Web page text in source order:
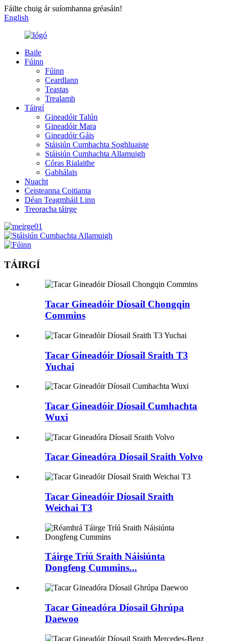
Fáilte chuig ár suíomhanna gréasáin!
English
Baile
Fúinn
Fúinn
Ceardlann
Teastas
Trealamh
Táirgí
Gineadóir Talún
Gineadóir Mara
Gineadóir Gáis
Stáisiún Cumhachta Soghluaiste
Stáisiún Cumhachta Allamuigh
Córas Rialaithe
Gabhálais
Nuacht
Ceisteanna Coitianta
Déan Teagmháil Linn
Treoracha táirge
TÁIRGÍ
Tacar Gineadóir Díosail Chongqin
Commins
Tacar Gineadóir Díosail Sraith T3
Yuchai
Tacar Gineadóir Díosail Cumhachta
Wuxi
Tacar Gineadóra Díosail Sraith Volvo
Tacar Gineadóir Díosail Sraith
Weichai T3
Táirge Tríú Sraith Náisiúnta
Dongfeng Cummins...
Tacar Gineadóra Díosail Ghrúpa
Daewoo